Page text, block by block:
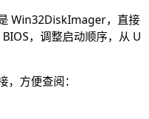
Win32DiskImager，直接
，调整启动顺序，从 U
方便查阅：